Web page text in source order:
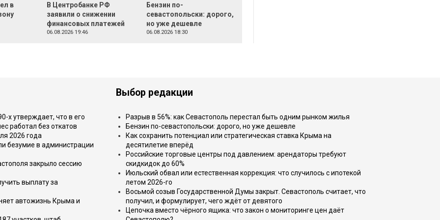
в
В Центробанке РФ
заявили о снижении
финансовых платежей
06.08.2026 19:46
Бензин по-
севастопольски: дорого,
но уже дешевле
06.08.2026 18:30
х утверждает, что в его
работал без откатов
2026 года
безумие в администрации
закрыло сессию
выплату за
автожизнь Крыма и
Выбор редакции
Разрыв в 56%: как Севастополь перестал быть одним рынком жилья
Бензин по-севастопольски: дорого, но уже дешевле
Как сохранить потенциал или стратегическая ставка Крыма на
десятилетие вперёд
Российские торговые центры под давлением: арендаторы требуют
скидкидок до 60%
Июльский обвал или естественная коррекция: что случилось с ипотекой
летом 2026-го
Восьмой созыв Государственной Думы закрыт. Севастополь считает, что
получил, и формулирует, чего ждёт от девятого
Цепочка вместо чёрного ящика: что закон о мониторинге цен даёт